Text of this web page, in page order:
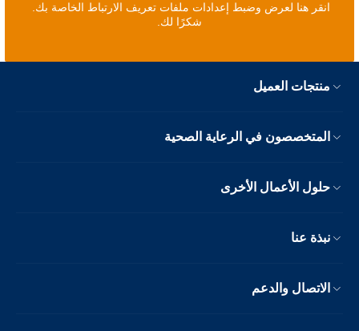
انقر هنا لعرض وضبط إعدادات ملفات تعريف الارتباط الخاصة بك.
شكرًا لك.
منتجات العميل
المتخصصون في الرعاية الصحية
حلول الأعمال الأخرى
نبذة عنا
الاتصال والدعم